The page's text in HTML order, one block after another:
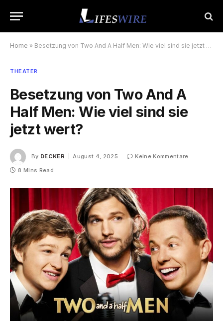
Home » Besetzung von Two And A Half Men: Wie viel sind sie jetzt wert?
THEATER
Besetzung von Two And A
Half Men: Wie viel sind sie
jetzt wert?
By DECKER August 4, 2025
Keine Kommentare
8 Mins Read